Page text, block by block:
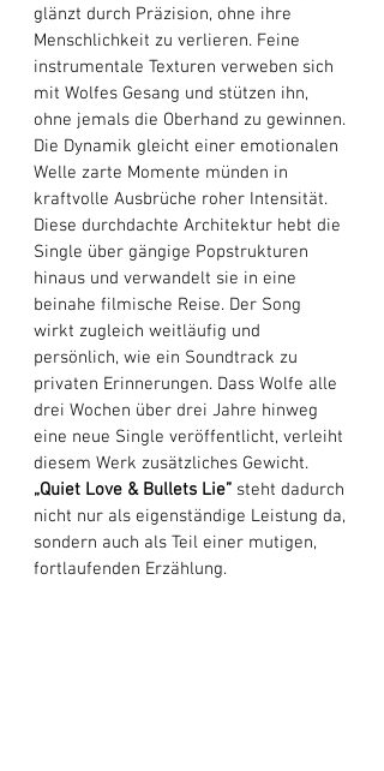
glänzt durch Präzision, ohne ihre
Menschlichkeit zu verlieren. Feine
instrumentale Texturen verweben sich
mit Wolfes Gesang und stützen ihn,
ohne jemals die Oberhand zu gewinnen.
Die Dynamik gleicht einer emotionalen
Welle zarte Momente münden in
kraftvolle Ausbrüche roher Intensität.
Diese durchdachte Architektur hebt die
Single über gängige Popstrukturen
hinaus und verwandelt sie in eine
beinahe filmische Reise. Der Song
wirkt zugleich weitläufig und
persönlich, wie ein Soundtrack zu
privaten Erinnerungen. Dass Wolfe alle
drei Wochen über drei Jahre hinweg
eine neue Single veröffentlicht, verleiht
diesem Werk zusätzliches Gewicht.
„Quiet Love & Bullets Lie” steht dadurch
nicht nur als eigenständige Leistung da,
sondern auch als Teil einer mutigen,
fortlaufenden Erzählung.